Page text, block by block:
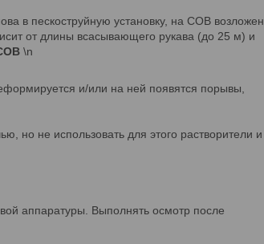
в пескоструйную установку, на СОВ возложен
от длины всасывающего рукава (до 25 м) и
\n
и/или на ней появятся порывы,
но не использовать для этого растворители и
аппаратуры. Выполнять осмотр после